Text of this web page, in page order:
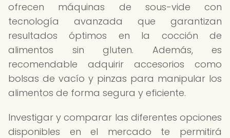
ofrecen máquinas de sous-vide con
tecnología avanzada que garantizan
resultados óptimos en la cocción de
alimentos sin gluten. Además, es
recomendable adquirir accesorios como
bolsas de vacío y pinzas para manipular los
alimentos de forma segura y eficiente.
Investigar y comparar las diferentes opciones
disponibles en el mercado te permitirá